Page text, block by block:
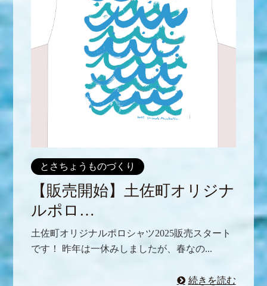
とさちょうものづくり
【販売開始】土佐町オリジナ
ルポロ…
土佐町オリジナルポロシャツ2025販売スタート
です！ 昨年は一休みしましたが、春なの...
続きを読む